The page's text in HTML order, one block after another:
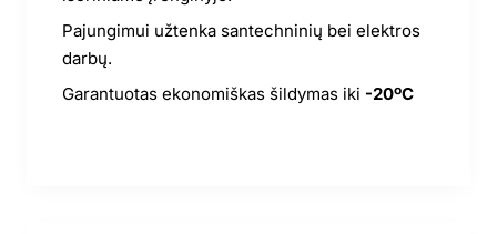
Pajungimui užtenka santechninių bei elektros
darbų.
Garantuotas ekonomiškas šildymas iki -20ºC